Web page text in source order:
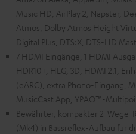
Music HD, AirPlay 2, Napster,
Atmos, Dolby Atmos Height
Digital Plus, DTS:X, DTS-HD
7 HDMI Eingänge, 1 HDMI
HDR10+, HLG, 3D, HDMI 2.1,
(eARC), extra Phono-Eingang,
MusicCast App, YPAO™-
Bewährter, kompakter 2-Wege-
(Mk4) in Bassreflex-Aufbau für